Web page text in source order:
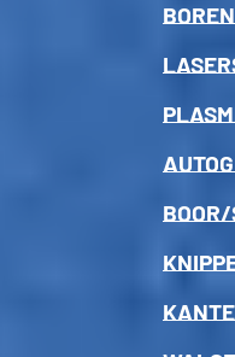
BOREN